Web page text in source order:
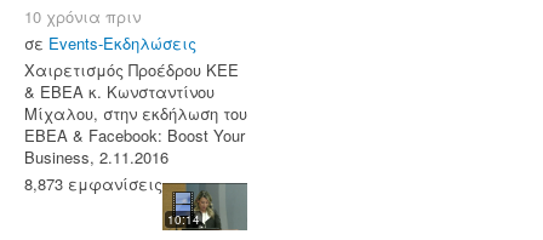
10 χρόνια πριν
σε Events-Εκδηλώσεις
Χαιρετισμός Προέδρου ΚΕΕ
& ΕΒΕΑ κ. Κωνσταντίνου
Μίχαλου, στην εκδήλωση του
ΕΒΕΑ & Facebook: Boost Your
Business, 2.11.2016
8,873 εμφανίσεις
10:14